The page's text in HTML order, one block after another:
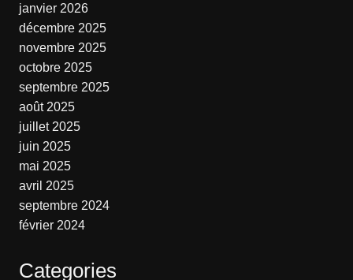
janvier 2026
décembre 2025
novembre 2025
octobre 2025
septembre 2025
août 2025
juillet 2025
juin 2025
mai 2025
avril 2025
septembre 2024
février 2024
Categories